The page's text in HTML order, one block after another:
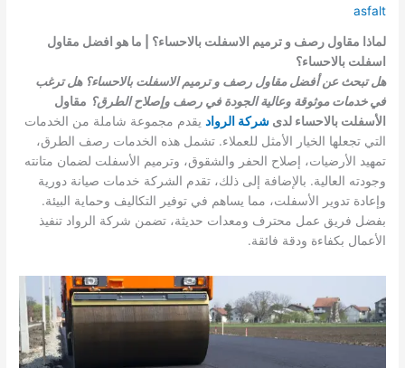
asfalt
لماذا مقاول رصف و ترميم الاسفلت بالاحساء؟ | ما هو افضل مقاول
اسفلت بالاحساء؟
هل تبحث عن أفضل مقاول رصف و ترميم الاسفلت بالاحساء؟ هل ترغب
في خدمات موثوقة وعالية الجودة في رصف وإصلاح الطرق؟ مقاول
الأسفلت بالاحساء لدىشركة الرواد يقدم مجموعة شاملة من الخدمات
التي تجعلها الخيار الأمثل للعملاء. تشمل هذه الخدمات رصف الطرق،
تمهيد الأرضيات، إصلاح الحفر والشقوق، وترميم الأسفلت لضمان متانته
وجودته العالية. بالإضافة إلى ذلك، تقدم الشركة خدمات صيانة دورية
وإعادة تدوير الأسفلت، مما يساهم في توفير التكاليف وحماية البيئة.
بفضل فريق عمل محترف ومعدات حديثة، تضمن شركة الرواد تنفيذ
الأعمال بكفاءة ودقة فائقة.